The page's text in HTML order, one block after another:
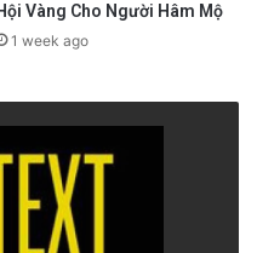
Vàng Cho Người Hâm Mộ
1 week ago